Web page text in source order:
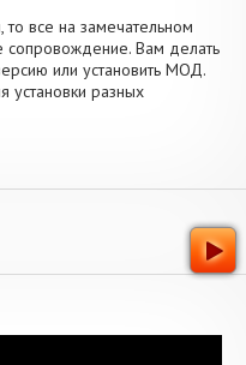
то все на замечательном
сопровождение. Вам делать
или установить МОД.
установки разных